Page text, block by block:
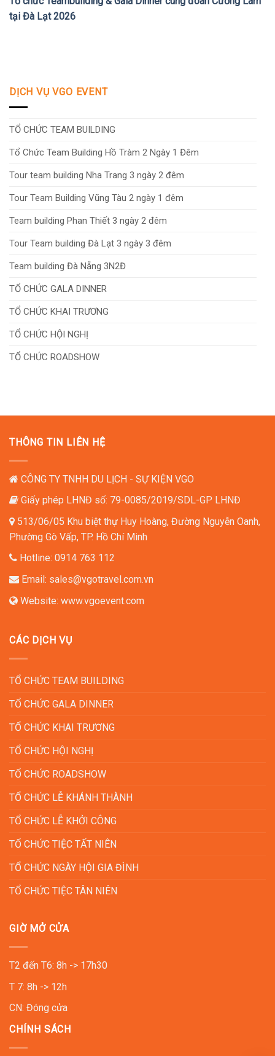
tại Đà Lạt 2026
DỊCH VỤ VGO EVENT
TỔ CHỨC TEAM BUILDING
Tổ Chức Team Building Hồ Tràm 2 Ngày 1 Đêm
Tour team building Nha Trang 3 ngày 2 đêm
Tour Team Building Vũng Tàu 2 ngày 1 đêm
Team building Phan Thiết 3 ngày 2 đêm
Tour Team building Đà Lạt 3 ngày 3 đêm
Team building Đà Nẵng 3N2Đ
TỔ CHỨC GALA DINNER
TỔ CHỨC KHAI TRƯƠNG
TỔ CHỨC HỘI NGHỊ
TỔ CHỨC ROADSHOW
TỔ CHỨC NGÀY HỘI GIA ĐÌNH
TỔ CHỨC TIỆC TÂN NIÊN
THÔNG TIN LIÊN HỆ
CÔNG TY TNHH DU LỊCH - SỰ KIỆN VGO
Giấy phép LHNĐ số: 79-0085/2019/SDL-GP LHNĐ
513/06/05 Khu biệt thự Huy Hoàng, Đường Nguyễn Oanh,
Phường Gò Vấp, TP. Hồ Chí Minh
Hotline: 0914 763 112
Email: sales@vgotravel.com.vn
Website: www.vgoevent.com
CÁC DỊCH VỤ
TỔ CHỨC TEAM BUILDING
TỔ CHỨC GALA DINNER
TỔ CHỨC KHAI TRƯƠNG
TỔ CHỨC HỘI NGHỊ
TỔ CHỨC ROADSHOW
TỔ CHỨC LỄ KHÁNH THÀNH
TỔ CHỨC LỄ KHỞI CÔNG
TỔ CHỨC TIỆC TẤT NIÊN
TỔ CHỨC NGÀY HỘI GIA ĐÌNH
TỔ CHỨC TIỆC TÂN NIÊN
GIỜ MỞ CỬA
T2 đến T6: 8h -> 17h30
T 7: 8h -> 12h
CN: Đóng cửa
CHÍNH SÁCH